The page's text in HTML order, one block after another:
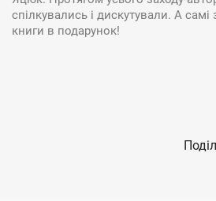
спілкувались і дискутували. А самі
книги в подарунок!